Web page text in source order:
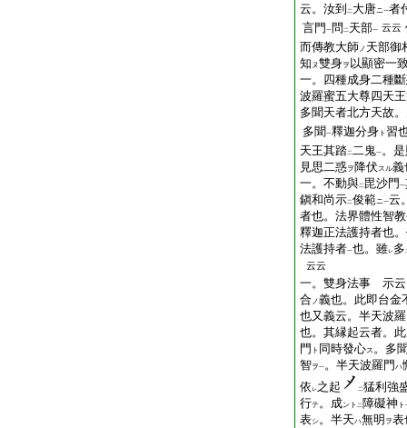
云。汝到
二 大唐ニ一者
言門 一問 二 天部一 云云
而傳教大師ノ 天部御
知 ヌ雙身ヲ 以顯密一
一。四種成身二種
波羅蜜五大尊四天
多聞天者北方天故
多聞一釋迦分身 ト 習
天王其踏二二鬼一。
見思二惑ヲ 降伏 スル義
一。不動與二 毘沙門 一
鎭和尚示二俊範ニ一云
者也。法界體性智
釋迦正法護持者也
法護持者一也。雖レ多
云云
一。雙身法事 示云
合ノ義也。此即台金
也又義云。半天波
也。其縁起云者。
門 ト 同時發心ス 。多
智ヲ一。半天波羅門 ハ
依 レ之起 二猛利強
行テ。成ント 二 障礙神 ト
表シ。半天ハ無明 ヲ表